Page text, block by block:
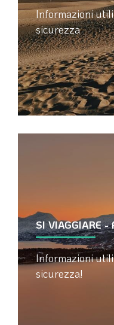
Informazioni
sicurezza
SI VIAGGIARE -
Informazioni
sicurezza!